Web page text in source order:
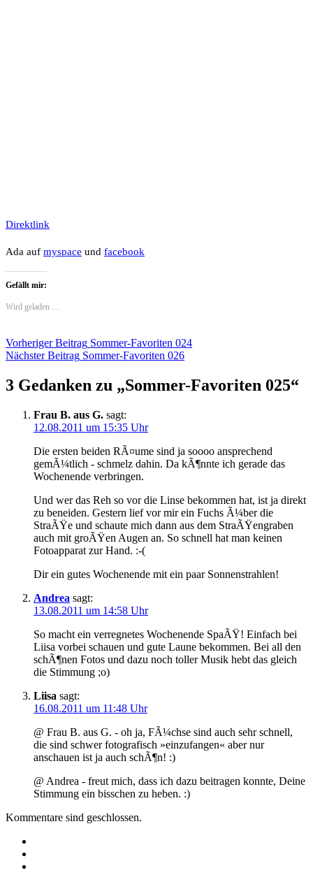
Direktlink
Ada auf myspace und facebook
Gefällt mir:
Wird geladen …
Beitragsnavigation
Vorheriger Beitrag Sommer-Favoriten 024
Nächster Beitrag Sommer-Favoriten 026
3 Gedanken zu „Sommer-Favoriten 025“
Frau B. aus G. sagt:
12.08.2011 um 15:35 Uhr
Die ersten beiden RÃ¤ume sind ja soooo ansprechend
gemÃ¼tlich - schmelz dahin. Da kÃ¶nnte ich gerade das
Wochenende verbringen.
Und wer das Reh so vor die Linse bekommen hat, ist ja direkt
zu beneiden. Gestern lief vor mir ein Fuchs Ã¼ber die
StraÃŸe und schaute mich dann aus dem StraÃŸengraben
auch mit groÃŸen Augen an. So schnell hat man keinen
Fotoapparat zur Hand. :-(
Dir ein gutes Wochenende mit ein paar Sonnenstrahlen!
Andrea sagt:
13.08.2011 um 14:58 Uhr
So macht ein verregnetes Wochenende SpaÃŸ! Einfach bei
Liisa vorbei schauen und gute Laune bekommen. Bei all den
schÃ¶nen Fotos und dazu noch toller Musik hebt das gleich
die Stimmung ;o)
Liisa sagt:
16.08.2011 um 11:48 Uhr
@ Frau B. aus G. - oh ja, FÃ¼chse sind auch sehr schnell,
die sind schwer fotografisch »einzufangen« aber nur
anschauen ist ja auch schÃ¶n! :)
@ Andrea - freut mich, dass ich dazu beitragen konnte, Deine
Stimmung ein bisschen zu heben. :)
Kommentare sind geschlossen.